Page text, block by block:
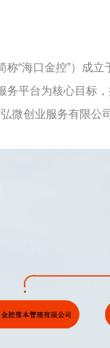
“海口金控”）成
平台为核心目标
微创业服务有限